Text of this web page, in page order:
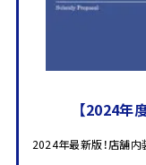
【2024年
2024年最新版！店舗